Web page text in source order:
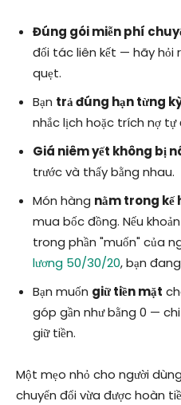
Đúng gói miễn phí
đối tác liên kết — hãy hỏi
quẹt.
Bạn trả đúng hạn từng
nhắc lịch hoặc trích nợ tự
Giá niêm yết không bị
trước và thấy bằng nhau.
Món hàng nằm trong kế
mua bốc đồng. Nếu
trong phần "muốn" của
lương 50/30/20, bạn
Bạn muốn giữ tiền mặt
góp gần như bằng 0 —
giữ tiền.
Một mẹo nhỏ cho người
chuyển đổi vừa được hoàn